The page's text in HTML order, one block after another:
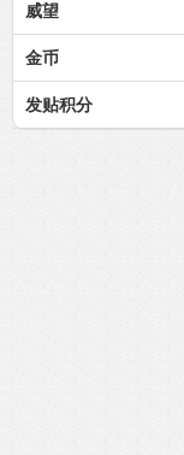
威望
金币
发贴积分